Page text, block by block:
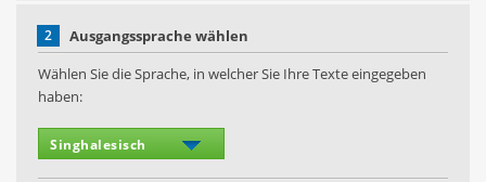
2
Ausgangssprache wählen
Wählen Sie die Sprache, in welcher Sie Ihre Texte eingegeben
haben: